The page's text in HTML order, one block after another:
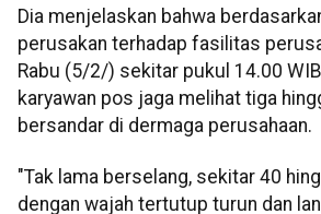
Dia menjelaskan bahwa
perusakan terhadap fasilitas
Rabu (5/2/) sekitar pukul 14.00
karyawan pos jaga melihat tiga
bersandar di dermaga perusahaan.
"Tak lama berselang, sekitar 40
dengan wajah tertutup turun dan